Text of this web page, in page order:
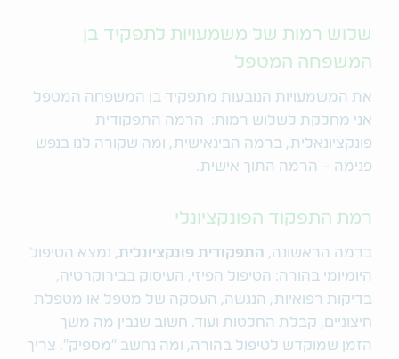
שלוש רמות של משמעויות לתפקיד בן
המשפחה המטפל
את המשמעויות הנובעות מתפקיד בן המשפחה המטפל
אני מחלקת לשלוש רמות: הרמה התפקודית
פונקציונאלית, ברמה הבינאישית, ומה שקורה לנו בנפש
פנימה – הרמה התוך אישית.
רמת התפקוד הפונקציונלי
ברמה הראשונה, התפקודית פונקציונלית, נמצא הטיפול
היומיומי בהורה: הטיפול הפיזי, העיסוק בבירוקרטיה,
בדיקות רפואיות, הנגשה, העסקה של מטפל או מטפלת
חיצוניים, קבלת החלטות ועוד. חשוב שנבין מה משך
הזמן שמוקדש לטיפול בהורה, ומה נחשב "מספיק". צריך